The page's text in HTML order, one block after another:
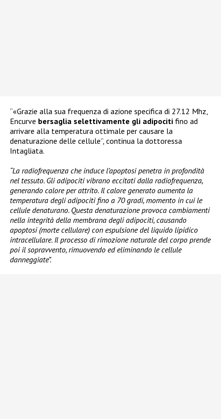
“«Grazie alla sua frequenza di azione specifica di 27.12 Mhz,
Encurve bersaglia selettivamente gli adipociti fino ad
arrivare alla temperatura ottimale per causare la
denaturazione delle cellule”, continua la dottoressa
Intagliata.
“La radiofrequenza che induce l’apoptosi penetra in profondità
nel tessuto. Gli adipociti vibrano eccitati dalla radiofrequenza,
generando calore per attrito. Il calore generato aumenta la
temperatura degli adipociti fino a 70 gradi, momento in cui le
cellule denaturano. Questa denaturazione provoca cambiamenti
nella integrità della membrana degli adipociti, causando
apoptosi (morte cellulare) con espulsione del liquido lipidico
intracellulare. Il processo di rimozione naturale del corpo prende
poi il sopravvento, rimuovendo ed eliminando le cellule
danneggiate”.